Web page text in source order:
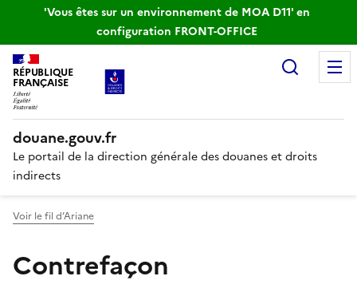
'Vous êtes sur un environnement de MOA D11' en
configuration FRONT-OFFICE
RÉPUBLIQUE
FRANÇAISE
douane.gouv.fr
Le portail de la direction générale des douanes et droits
indirects
Voir le fil d’Ariane
Contrefaçon